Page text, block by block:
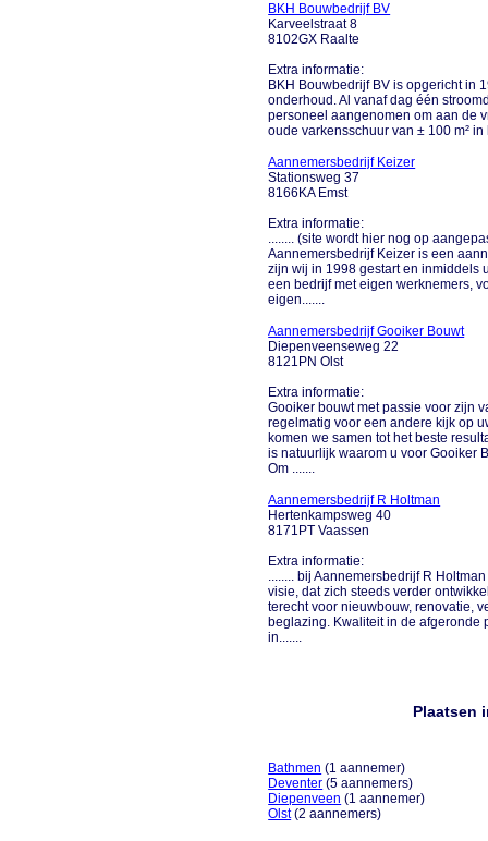
BKH Bouwbedrijf BV
Karveelstraat 8
8102GX Raalte
Extra informatie:
BKH Bouwbedrijf BV is opgericht in
onderhoud. Al vanaf dag één
personeel aangenomen om aan de
oude varkensschuur van ± 100 m²
Aannemersbedrijf Keizer
Stationsweg 37
8166KA Emst
Extra informatie:
........ (site wordt hier nog op
Aannemersbedrijf Keizer is een
zijn wij in 1998 gestart en inmiddels
een bedrijf met eigen werknemers,
eigen.......
Aannemersbedrijf Gooiker Bouwt
Diepenveenseweg 22
8121PN Olst
Extra informatie:
Gooiker bouwt met passie voor zijn
regelmatig voor een andere kijk op
komen we samen tot het beste
is natuurlijk waarom u voor Gooiker
Om .......
Aannemersbedrijf R Holtman
Hertenkampsweg 40
8171PT Vaassen
Extra informatie:
........ bij Aannemersbedrijf R
visie, dat zich steeds verder
terecht voor nieuwbouw, renovatie,
beglazing. Kwaliteit in de afgeronde
in.......
Plaatsen
Bathmen (1 aannemer)
Deventer (5 aannemers)
Diepenveen (1 aannemer)
Olst(2 aannemers)